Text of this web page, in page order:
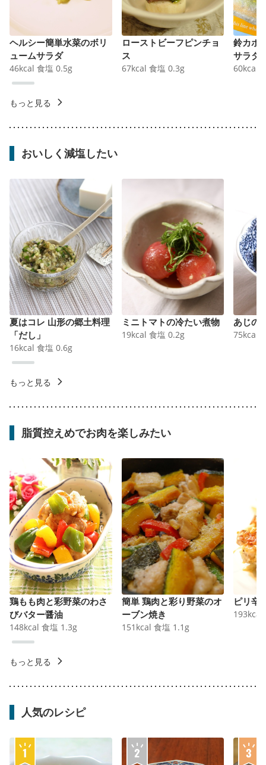
ヘルシー簡単水菜のボリ
ュームサラダ
46kcal 食塩 0.5g
ローストビーフピンチョ
ス
67kcal 食塩 0.3g
鈴カボ
サラダ
60kcal
もっと見る
おいしく減塩したい
夏はコレ 山形の郷土料理
「だし」
16kcal 食塩 0.6g
ミニトマトの冷たい煮物
19kcal 食塩 0.2g
あじの
75kcal
もっと見る
脂質控えめでお肉を楽しみたい
鶏もも肉と彩野菜のわさ
びバター醤油
148kcal 食塩 1.3g
簡単 鶏肉と彩り野菜のオ
ーブン焼き
151 kcal 食塩 1.1 g
ピリ辛
193kcal
もっと見る
人気のレシピ